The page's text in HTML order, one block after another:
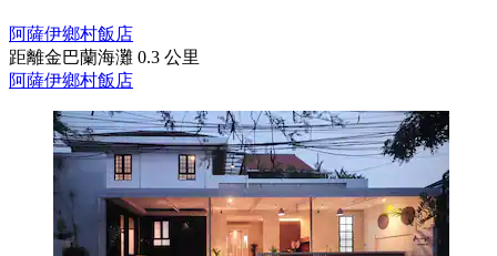
阿薩伊鄉村飯店
距離金巴蘭海灘 0.3 公里
阿薩伊鄉村飯店